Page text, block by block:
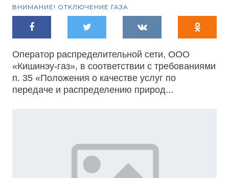
ВНИМАНИЕ! ОТКЛЮЧЕНИЕ ГАЗА
Оператор распределительной сети, ООО
«Кишинэу-газ», в соответствии с требованиями
п. 35 «Положения о качестве услуг по
передаче и распределению природ...